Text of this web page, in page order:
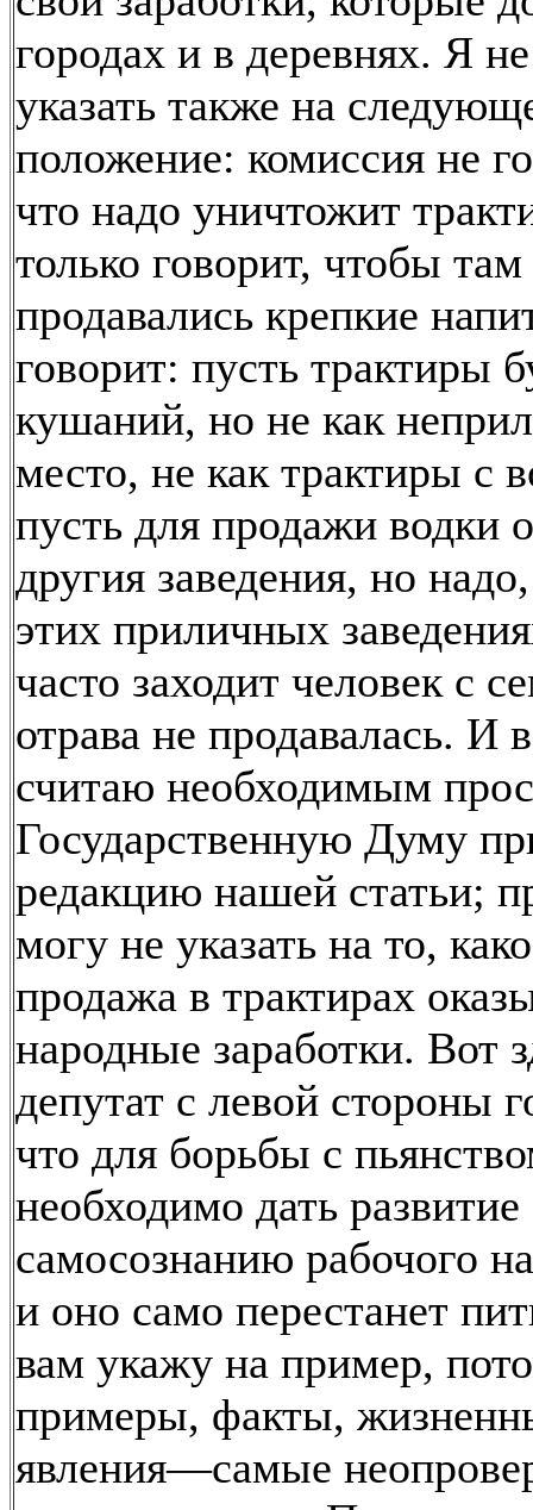
городах и в деревнях. Я
указать также на
положение: комиссия не
что надо уничтожит
только говорит, чтобы
продавались крепкие
говорит: пусть трактиры
кушаний, но не как
место, не как трактиры с
пусть для продажи водки
другия заведения, но
этих приличных
часто заходит человек с
отрава не продавалась. И
считаю необходимым
Государственную Думу
редакцию нашей статьи;
могу не указать на то,
продажа в трактирах
народные заработки. Вот
депутат с левой стороны
что для борьбы с
необходимо дать развитие
самосознанию рабочого
и оно само перестанет
вам укажу на пример,
примеры, факты,
явления—самые